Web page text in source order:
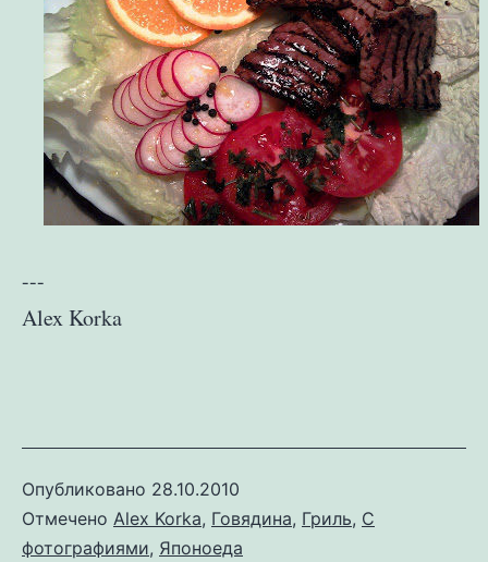
---
Alex Korka
Опубликовано 28.10.2010
Отмечено Alex Korka, Говядина, Гриль, С
фотографиями, Японоеда